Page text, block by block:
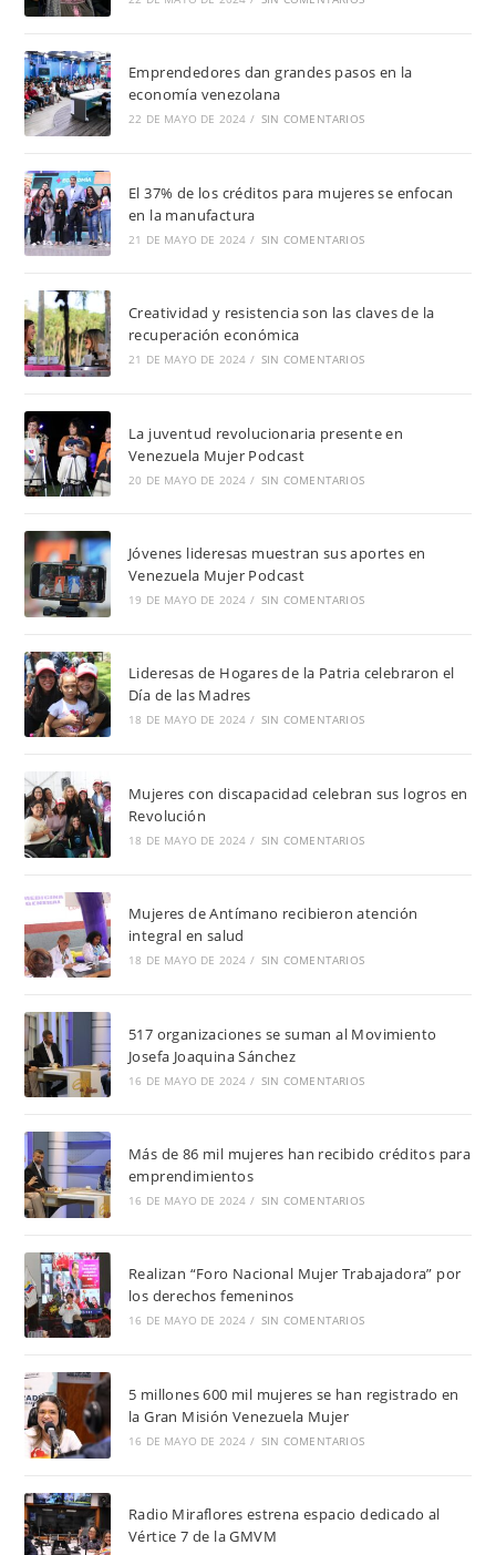
Emprendedores dan grandes pasos en la
economía venezolana
22 DE MAYO DE 2024 / SIN COMENTARIOS
El 37% de los créditos para mujeres se enfocan
en la manufactura
21 DE MAYO DE 2024 / SIN COMENTARIOS
Creatividad y resistencia son las claves de la
recuperación económica
21 DE MAYO DE 2024 / SIN COMENTARIOS
La juventud revolucionaria presente en
Venezuela Mujer Podcast
20 DE MAYO DE 2024 / SIN COMENTARIOS
Jóvenes lideresas muestran sus aportes en
Venezuela Mujer Podcast
19 DE MAYO DE 2024 / SIN COMENTARIOS
Lideresas de Hogares de la Patria celebraron el
Día de las Madres
18 DE MAYO DE 2024 / SIN COMENTARIOS
Mujeres con discapacidad celebran sus logros en
Revolución
18 DE MAYO DE 2024 / SIN COMENTARIOS
Mujeres de Antímano recibieron atención
integral en salud
18 DE MAYO DE 2024 / SIN COMENTARIOS
517 organizaciones se suman al Movimiento
Josefa Joaquina Sánchez
16 DE MAYO DE 2024 / SIN COMENTARIOS
Más de 86 mil mujeres han recibido créditos para
emprendimientos
16 DE MAYO DE 2024 / SIN COMENTARIOS
Realizan “Foro Nacional Mujer Trabajadora” por
los derechos femeninos
16 DE MAYO DE 2024 / SIN COMENTARIOS
5 millones 600 mil mujeres se han registrado en
la Gran Misión Venezuela Mujer
16 DE MAYO DE 2024 / SIN COMENTARIOS
Radio Miraflores estrena espacio dedicado al
Vértice 7 de la GMVM